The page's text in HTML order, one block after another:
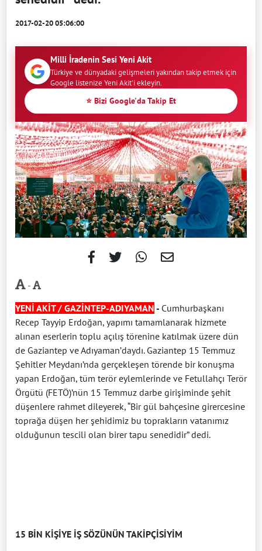
2017-02-20 05:06:00
Milli İradenin Sesi Yeni Akit
Türkiye ve dünyadaki gelişmeleri yakından takip etmek için
Google listenize Yeni Akit'i ekleyin.
⭐ Bizi Google'da Takip Et
-
YENİ AKİT / GAZİNTEP-ADIYAMAN - Cumhurbaşkanı
Recep Tayyip Erdoğan, yapımı tamamlanarak hizmete
alınan eserlerin toplu açılış törenine katılmak üzere dün
de Gaziantep ve Adıyaman’daydı. Gaziantep 15 Temmuz
Şehitler Meydanı’nda gerçekleşen törende bir konuşma
yapan Erdoğan, tüm terör eylemlerinde ve Fetullahçı Terör
Örgütü (FETÖ)’nün 15 Temmuz darbe girişiminde şehit
düşenlere rahmet dileyerek, “Bir gül bahçesine girercesine
toprağa düşen her şehidimiz bu toprakların vatanımız
olduğunun tescili olan birer tapu senedidir” dedi.
15 BİN KİŞİYE İŞ SÖZÜNÜN TAKİPÇİSİYİM